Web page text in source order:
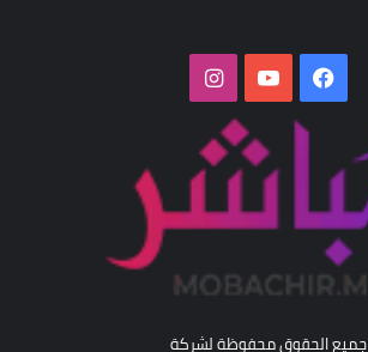
فيسبوك‫YouTubeانستقرام
جميع الحقوق محفوظة لشركة